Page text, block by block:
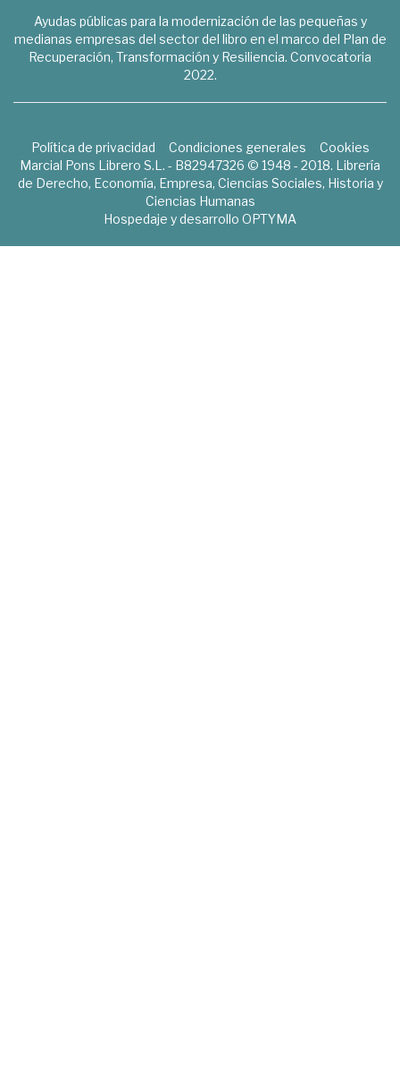
Ayudas públicas para la modernización de las pequeñas y
medianas empresas del sector del libro en el marco del Plan de
Recuperación, Transformación y Resiliencia. Convocatoria
2022.
Política de privacidad Condiciones generales
Cookies
Marcial Pons Librero S.L. - B82947326 © 1948 - 2018. Librería
de Derecho, Economía, Empresa, Ciencias Sociales, Historia y
Ciencias Humanas
Hospedaje y desarrollo OPTYMA